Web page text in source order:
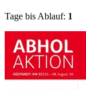
Tage bis Ablauf: 1